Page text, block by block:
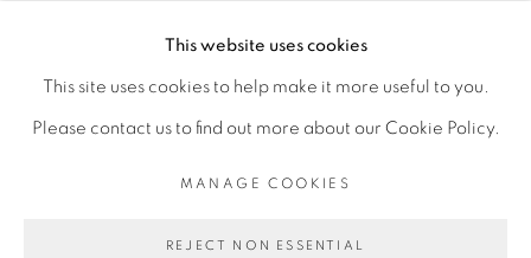
MANAGE COOKIES
COPYRIGHT © 2026 GALERIE CÉCILE FAKHOURY
SITE BY ARTLOGIC
This website uses cookies
This site uses cookies to help make it more useful to you.
Please contact us to find out more about our Cookie Policy.
MANAGE COOKIES
REJECT NON ESSENTIAL